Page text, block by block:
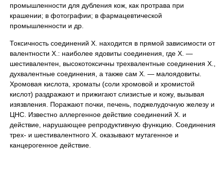
промышленности для дубления кож, как протрава при
крашении; в фотографии; в фармацевтической
промышленности и др.
Токсичность соединений Х. находится в прямой зависимости от
валентности Х.: наиболее ядовиты соединения, где Х. —
шестивалентен, высокотоксичны трехвалентные соединения Х.,
духвалентные соединения, а также сам Х. — малоядовиты.
Хромовая кислота, хроматы (соли хромовой и хромистой
кислот) раздражают и прижигают слизистые и кожу, вызывая
изязвления. Поражают почки, печень, поджелудочную железу и
ЦНС. Известно аллергенное действие соединений Х. и
действие, нарушающее репродуктивную функцию. Соединения
трех- и шестивалентного Х. оказывают мутагенное и
канцерогенное действие.